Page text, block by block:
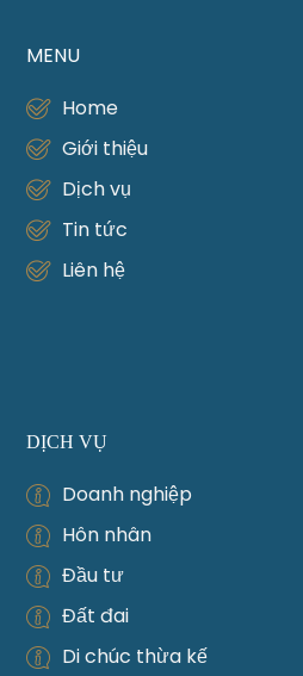
MENU
Home
Giới thiệu
Dịch vụ
Tin tức
Liên hệ
DỊCH VỤ
Doanh nghiệp
Hôn nhân
Đầu tư
Đất đai
Di chúc thừa kế